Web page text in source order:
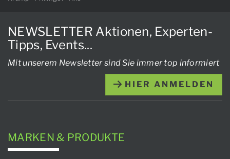
NEWSLETTER Aktionen, Experten-
Tipps, Events...
Mit unserem Newsletter sind Sie immer top informiert
HIER ANMELDEN
MARKEN & PRODUKTE